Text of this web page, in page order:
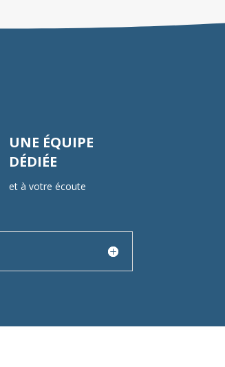
UNE ÉQUIPE
DÉDIÉE
et à votre écoute